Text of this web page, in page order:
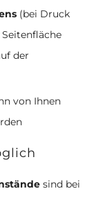
(bei Druck
der
von Ihnen
sind bei